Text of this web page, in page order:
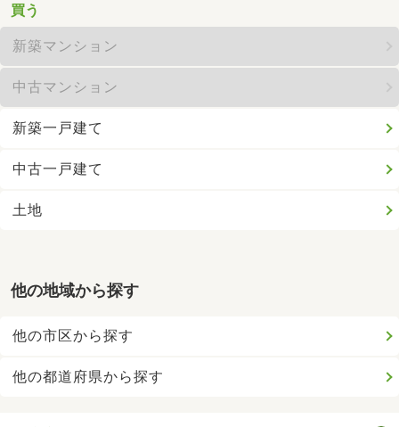
買う
新築マンション
中古マンション
新築一戸建て
中古一戸建て
土地
他の地域から探す
他の市区から探す
他の都道府県から探す